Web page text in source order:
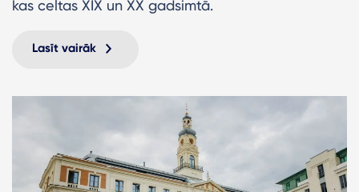
kas celtas XIX un XX gadsimtā.
Lasīt vairāk